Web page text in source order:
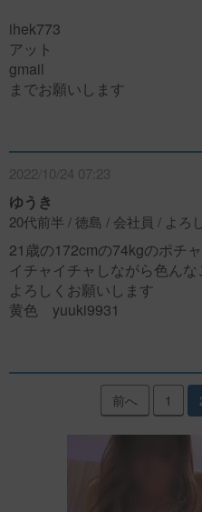
ihek773
アット
gmail
までお願いします
2022/10/24 07:23
ゆうき
20代前半 / 徳島 / 会社員 / よろ
21歳の172cmの74kgのポチャ
イチャイチャしながら色んな
よろしくお願いします
黄色 yuuki9931
前へ 1